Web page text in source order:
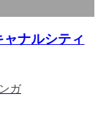
ナルシティ
ガ